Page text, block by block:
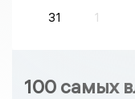
31
1
100 самых